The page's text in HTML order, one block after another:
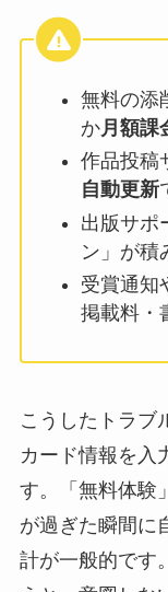
無料の添
か月額課
作品投稿
自動更新
出版サポ
ン」が積
受賞通知
掲載料・
こうしたトラブ
カード情報を入
す。「無料体験
が過ぎた瞬間に
計が一般的です